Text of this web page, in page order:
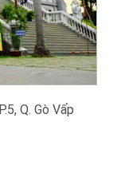
Q. Gò Vấp